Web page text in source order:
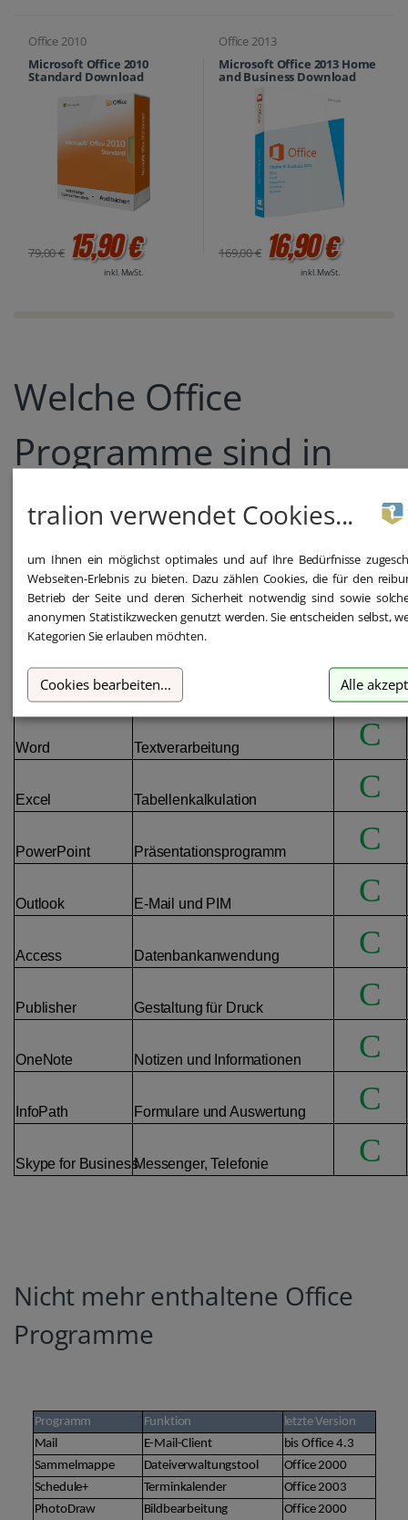
Office 2010
Microsoft Office 2010
Standard Download
79,00 € 15,90 €
inkl. MwSt.
Office 2013
Microsoft Office 2013 Home
and Business Download
169,00 € 16,90 €
inkl. MwSt.
Welche Office
Programme sind in
den Paketen
enthalten?
Programm Funktion Windows
Word Textverarbeitung C
Excel Tabellenkalkulation C
PowerPoint Präsentationsprogramm C
Outlook E-Mail und PIM C
Access Datenbankanwendung C
Publisher Gestaltung für Druck C
OneNote Notizen und Informationen C
InfoPath Formulare und Auswertung C
Skype for BusinessMessenger, Telefonie C
Nicht mehr enthaltene Office
Programme
Programm Funktion
letzte Version
Mail
E-Mail-Client
bis Office 4.3
Sammelmappe
Dateiverwaltungstool
Office 2000
Schedule+
Terminkalender
Office 2003
PhotoDraw
Bildbearbeitung Office 2000
tralion verwendet Cookies...
um Ihnen ein möglichst optimales und auf Ihre Bedürfnisse
Webseiten-Erlebnis zu bieten. Dazu zählen Cookies, die für den
Betrieb der Seite und deren Sicherheit notwendig sind sowie
anonymen Statistikzwecken genutzt werden. Sie entscheiden selbst,
Kategorien Sie erlauben möchten.
Cookies bearbeiten... Alle